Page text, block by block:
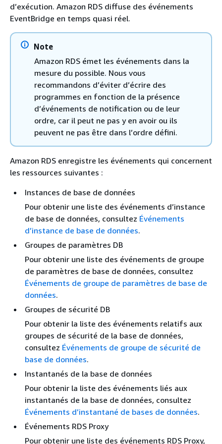
d’exécution. Amazon RDS diffuse des événements
EventBridge en temps quasi réel.
Note
Amazon RDS émet les événements dans la
mesure du possible. Nous vous
recommandons d’éviter d’écrire des
programmes en fonction de la présence
d’événements de notification ou de leur
ordre, car il peut ne pas y en avoir ou ils
peuvent ne pas être dans l’ordre défini.
Amazon RDS enregistre les événements qui concernent
les ressources suivantes :
Instances de base de données
Pour obtenir une liste des événements d’instance
de base de données, consultez Événements
d’instance de base de données.
Groupes de paramètres DB
Pour obtenir une liste des événements de groupe
de paramètres de base de données, consultez
Événements de groupe de paramètres de base de
données.
Groupes de sécurité DB
Pour obtenir la liste des événements relatifs aux
groupes de sécurité de la base de données,
consultez Événements de groupe de sécurité de
base de données.
Instantanés de la base de données
Pour obtenir la liste des événements liés aux
instantanés de la base de données, consultez
Événements d’instantané de bases de données.
Événements RDS Proxy
Pour obtenir une liste des événements RDS Proxy,